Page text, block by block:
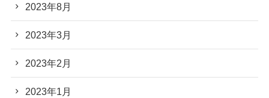
2023年8月
2023年3月
2023年2月
2023年1月